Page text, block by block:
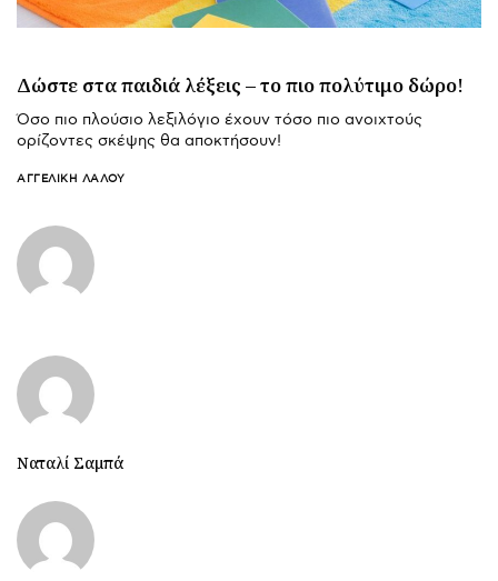
Δώστε στα παιδιά λέξεις – το πιο πολύτιμο δώρο!
Όσο πιο πλούσιο λεξιλόγιο έχουν τόσο πιο ανοιχτούς
ορίζοντες σκέψης θα αποκτήσουν!
ΑΓΓΕΛΙΚΉ ΛΆΛΟΥ
Ναταλί Σαμπά